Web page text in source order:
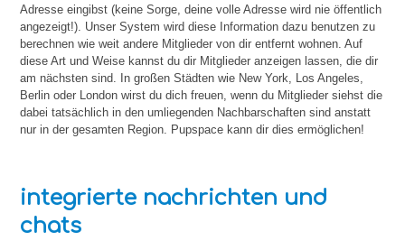
Adresse eingibst (keine Sorge, deine volle Adresse wird nie öffentlich
angezeigt!). Unser System wird diese Information dazu benutzen zu
berechnen wie weit andere Mitglieder von dir entfernt wohnen. Auf
diese Art und Weise kannst du dir Mitglieder anzeigen lassen, die dir
am nächsten sind. In großen Städten wie New York, Los Angeles,
Berlin oder London wirst du dich freuen, wenn du Mitglieder siehst die
dabei tatsächlich in den umliegenden Nachbarschaften sind anstatt
nur in der gesamten Region. Pupspace kann dir dies ermöglichen!
integrierte nachrichten und
chats